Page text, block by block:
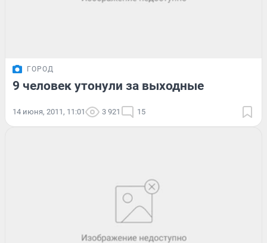
ГОРОД
9 человек утонули за выходные
14 июня, 2011, 11:01 3 921 15